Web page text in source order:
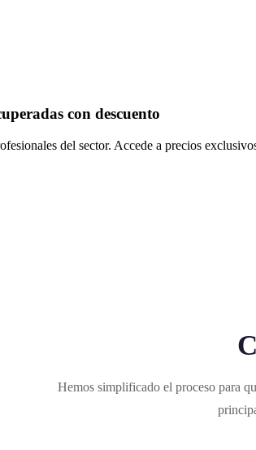
con descuento
del sector. Accede a precios
Hemos simplificado el proceso para